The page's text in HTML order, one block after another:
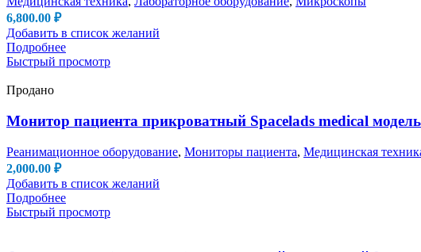
6,800.00 ₽
Добавить в список желаний
Подробнее
Быстрый просмотр
Продано
Монитор пациента прикроватный Spacelads medical
Реанимационное оборудование, Мониторы пациента, Медицинская
2,000.00 ₽
Добавить в список желаний
Подробнее
Быстрый просмотр